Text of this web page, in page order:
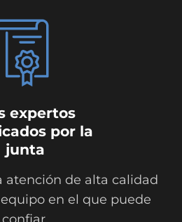
expertos
por la
junta
atención de alta calidad
en el que puede